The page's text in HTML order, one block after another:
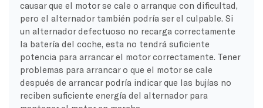
causar que el motor se cale o arranque con dificultad,
pero el alternador también podría ser el culpable. Si
un alternador defectuoso no recarga correctamente
la batería del coche, esta no tendrá suficiente
potencia para arrancar el motor correctamente. Tener
problemas para arrancar o que el motor se cale
después de arrancar podría indicar que las bujías no
reciben suficiente energía del alternador para